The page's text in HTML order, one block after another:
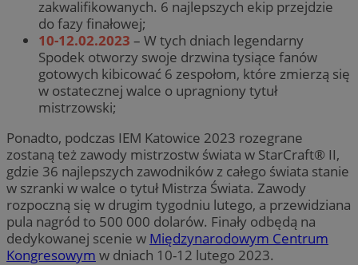
zakwalifikowanych. 6 najlepszych ekip przejdzie
do fazy finałowej;
10-12.02.2023 – W tych dniach legendarny
Spodek otworzy swoje drzwina tysiące fanów
gotowych kibicować 6 zespołom, które zmierzą się
w ostatecznej walce o upragniony tytuł
mistrzowski;
Ponadto, podczas IEM Katowice 2023 rozegrane
zostaną też zawody mistrzostw świata w StarCraft® II,
gdzie 36 najlepszych zawodników z całego świata stanie
w szranki w walce o tytuł Mistrza Świata. Zawody
rozpoczną się w drugim tygodniu lutego, a przewidziana
pula nagród to 500 000 dolarów. Finały odbędą na
dedykowanej scenie w Międzynarodowym Centrum
Kongresowym w dniach 10-12 lutego 2023.